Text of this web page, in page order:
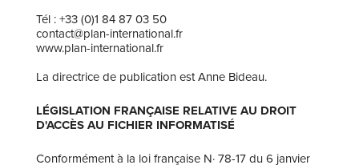
Tél : +33 (0)1 84 87 03 50
contact@plan-international.fr
www.plan-international.fr
La directrice de publication est Anne Bideau.
LÉGISLATION FRANÇAISE RELATIVE AU DROIT
D'ACCÈS AU FICHIER INFORMATISÉ
Conformément à la loi française N· 78-17 du 6 janvier